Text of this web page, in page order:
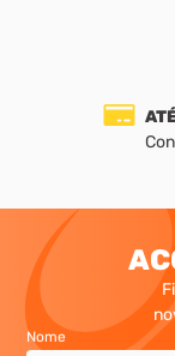
Nome